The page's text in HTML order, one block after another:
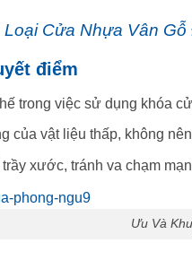
Loại Cửa Nhựa Vân
điểm
trong việc sử dụng khóa
của vật liệu thấp, không
trầy xước, tránh va chạm
Ưu Và